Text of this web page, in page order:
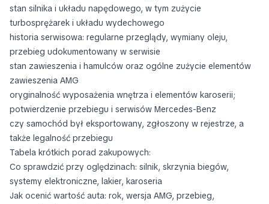
stan silnika i układu napędowego, w tym zużycie
turbosprężarek i układu wydechowego
historia serwisowa: regularne przeglądy, wymiany oleju,
przebieg udokumentowany w serwisie
stan zawieszenia i hamulców oraz ogólne zużycie elementów
zawieszenia AMG
oryginalność wyposażenia wnętrza i elementów karoserii;
potwierdzenie przebiegu i serwisów Mercedes-Benz
czy samochód był eksportowany, zgłoszony w rejestrze, a
także legalność przebiegu
Tabela krótkich porad zakupowych:
Co sprawdzić przy oględzinach: silnik, skrzynia biegów,
systemy elektroniczne, lakier, karoseria
Jak ocenić wartość auta: rok, wersja AMG, przebieg,